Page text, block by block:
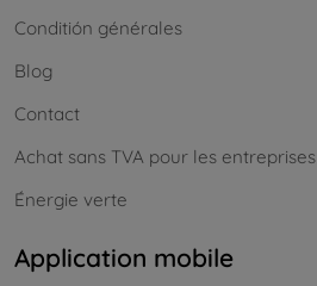
Conditión générales
Blog
Contact
Achat sans TVA pour les entreprises
Énergie verte
Application mobile